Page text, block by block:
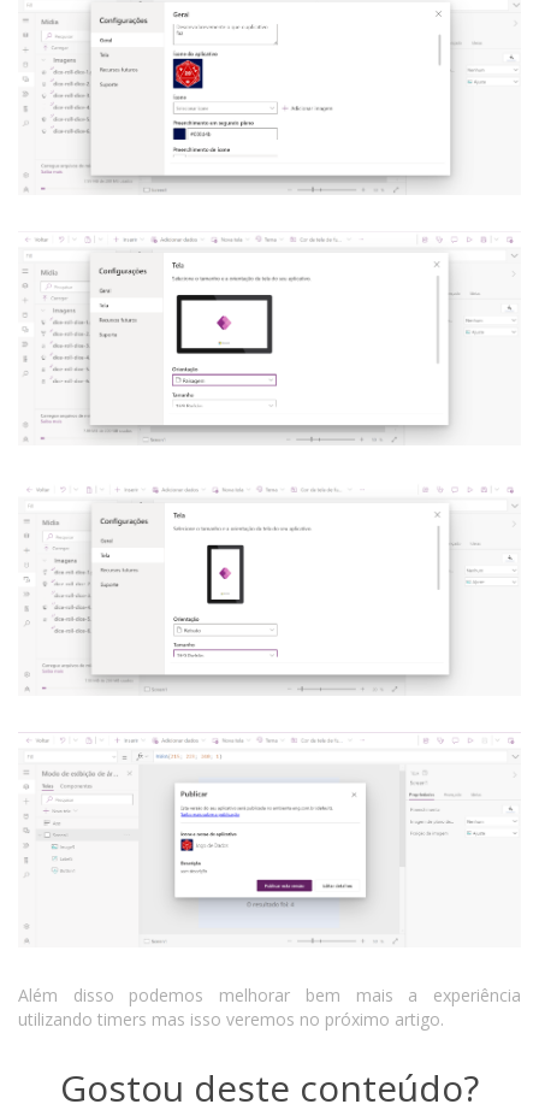
Além disso podemos melhorar bem mais a experiência
utilizando timers mas isso veremos no próximo artigo.
Gostou deste conteúdo?